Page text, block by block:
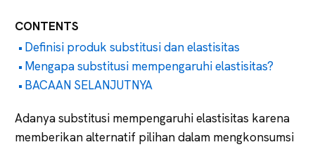
CONTENTS
Definisi produk substitusi dan elastisitas
Mengapa substitusi mempengaruhi elastisitas?
BACAAN SELANJUTNYA
Adanya substitusi mempengaruhi elastisitas karena
memberikan alternatif pilihan dalam mengkonsumsi